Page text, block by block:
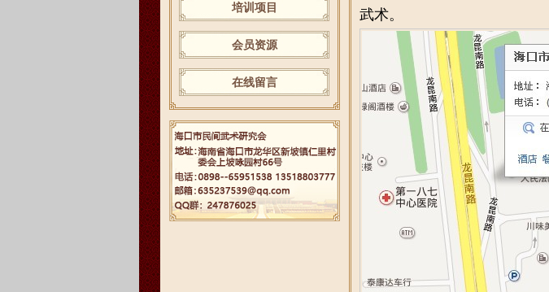
培训项目
会员资源
在线留言
武术。